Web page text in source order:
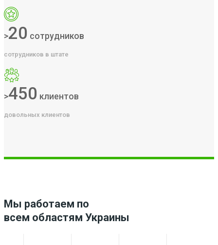
>20 сотрудников
сотрудников в штате
>450 клиентов
довольных клиентов
Мы работаем по
всем областям Украины